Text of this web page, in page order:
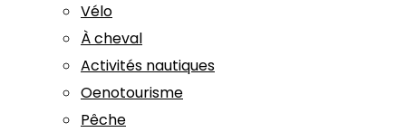
Vélo
À cheval
Activités nautiques
Oenotourisme
Pêche